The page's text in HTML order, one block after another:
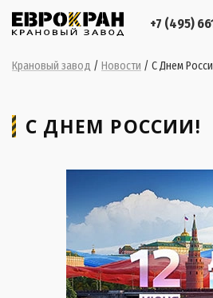
+7 (495)
Крановый завод / Новости / C Днем
C ДНЕМ РОССИИ!